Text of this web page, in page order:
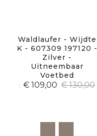
Waldlaufer - Wijdte
K - 607309 197120 -
Zilver -
Uitneembaar
Voetbed
€ 109,00 € 130,00